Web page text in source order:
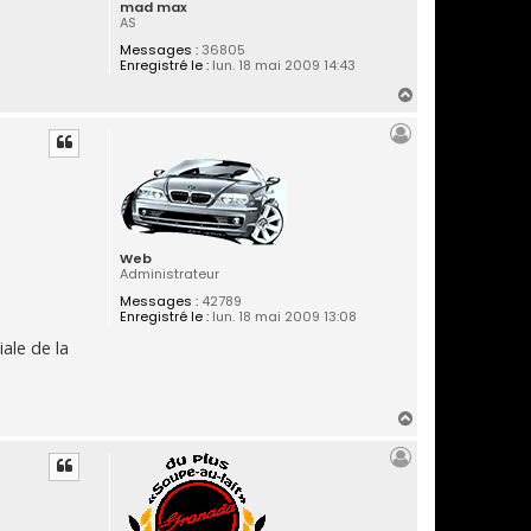
mad max
AS
Messages :36805
Enregistré le :lun. 18 mai 2009 14:43
Web
Administrateur
Messages :42789
Enregistré le :lun. 18 mai 2009 13:08
de la